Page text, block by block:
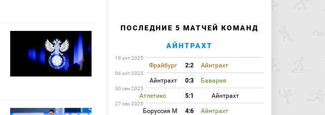
ПОСЛЕДНИЕ 5 МАТЧЕЙ КОМАНД
АЙНТРАХТ
19 окт 2025
Фрайбург 2:2 Айнтрахт
04 окт 2025
Айнтрахт 0:3 Бавария
30 сен 2025
Атлетико 5:1 Айнтрахт
27 сен 2025
Боруссия М 4:6 Айнтрахт